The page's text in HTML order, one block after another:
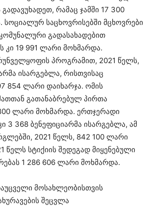
გადავუხადეთ, რამაც ჯამში 17 300
სოციალურ საცხოვრისებში მცხოვრები
გადასახადებით
კი 19 991 ლარი მოხმარდა.
პროგრამით, 2021 წელს,
ისარგებლა, რისთვისაც
854 ლარი დაიხარჯა. ომის
გათანაბრებულ პირთა
ლარი მოხმარდა. ერთჯერადი
3 368 ბენეფიციარმა ისარგებლა, ამ
2021 წელს, 842 100 ლარი
წელს სტიქიის შედეგად მიყენებული
1 286 606 ლარი მოხმარდა.
მოსახლეობისთვის
შეცვლა